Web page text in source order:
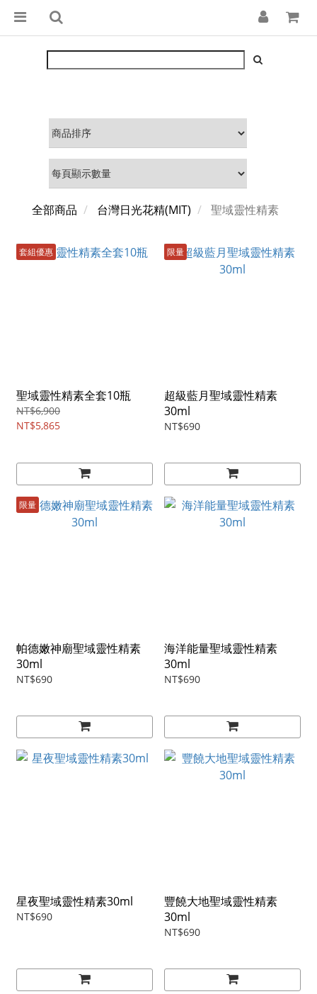
全部商品 台灣日光花精(MIT) 聖域靈性精素
套組優惠
聖域靈性精素全套10瓶
NT$6,900
NT$5,865
限量
超級藍月聖域靈性精素
30ml
NT$690
限量
帕德嫩神廟聖域靈性精素
30ml
NT$690
海洋能量聖域靈性精素
30ml
NT$690
星夜聖域靈性精素30ml
NT$690
豐饒大地聖域靈性精素
30ml
NT$690